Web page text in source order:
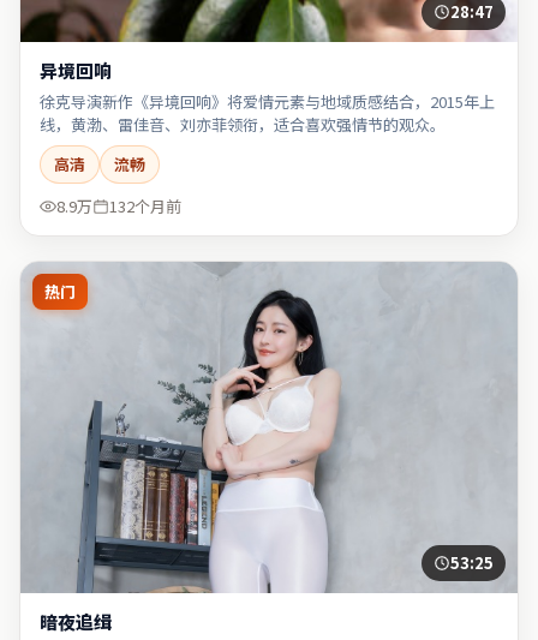
28:47
异境回响
徐克导演新作《异境回响》将爱情元素与地域质感结合，2015年上
线，黄渤、雷佳音、刘亦菲领衔，适合喜欢强情节的观众。
高清
流畅
8.9万
132个月前
热门
53:25
暗夜追缉